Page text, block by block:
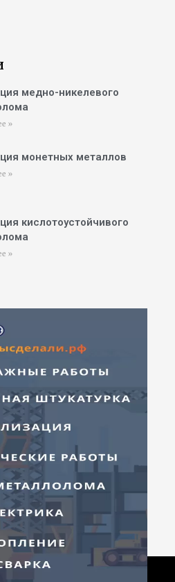
медно-никелевого
»
монетных металлов
»
кислотоустойчивого
»